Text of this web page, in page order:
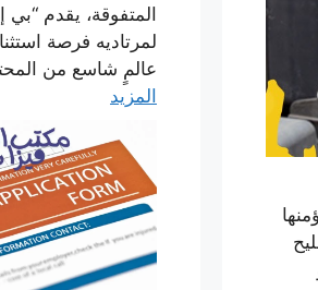
المتفوقة، يقدم
لمرتاديه فرصة
عالمٍ شاسع من
المزيد